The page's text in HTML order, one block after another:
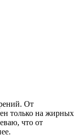
От
только на жирных
что от